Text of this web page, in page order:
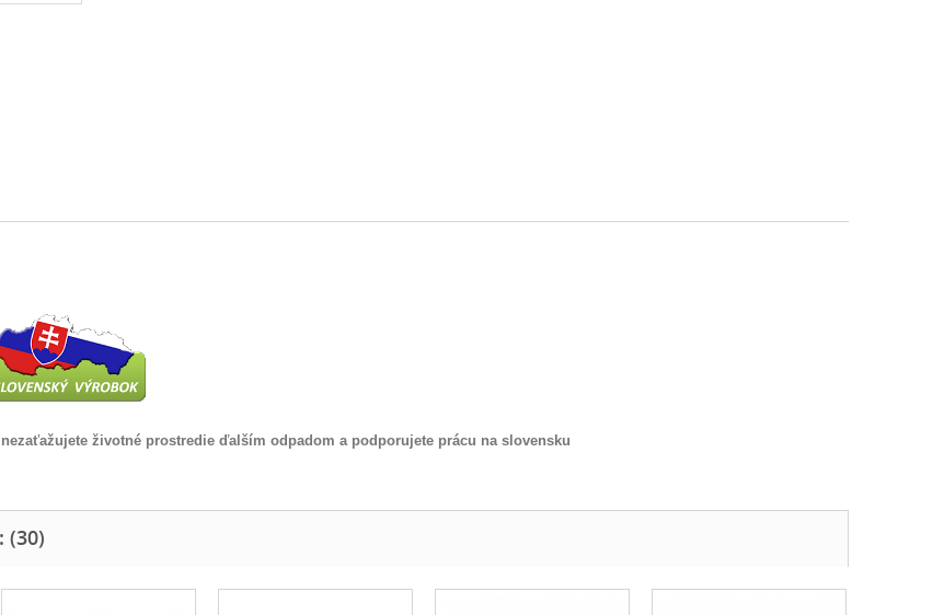
životné prostredie ďalším odpadom a podporujete prácu na slovensku
(30)